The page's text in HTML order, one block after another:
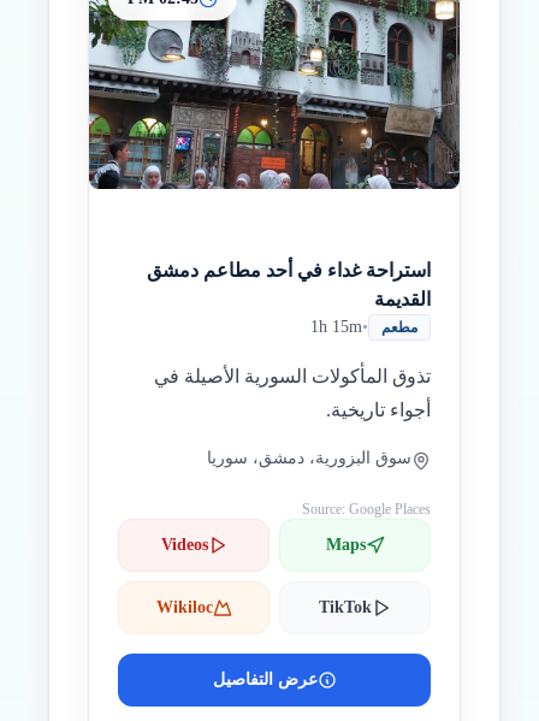
استراحة غداء في أحد مطاعم دمشق
القديمة
مطعم •
1h 15m
تذوق المأكولات السورية الأصيلة في
أجواء تاريخية.
سوق البزورية، دمشق، سوريا
Source: Google Places
Maps
Videos
TikTok
Wikiloc
عرض التفاصيل